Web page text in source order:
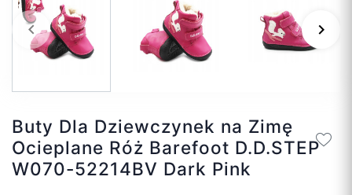
Poprzedni
keyboard_arrow_left keyboard_arrow_right
Buty Dla Dziewczynek na Zimę
Ocieplane Róż Barefoot D.D.STEP
W070-52214BV Dark Pink